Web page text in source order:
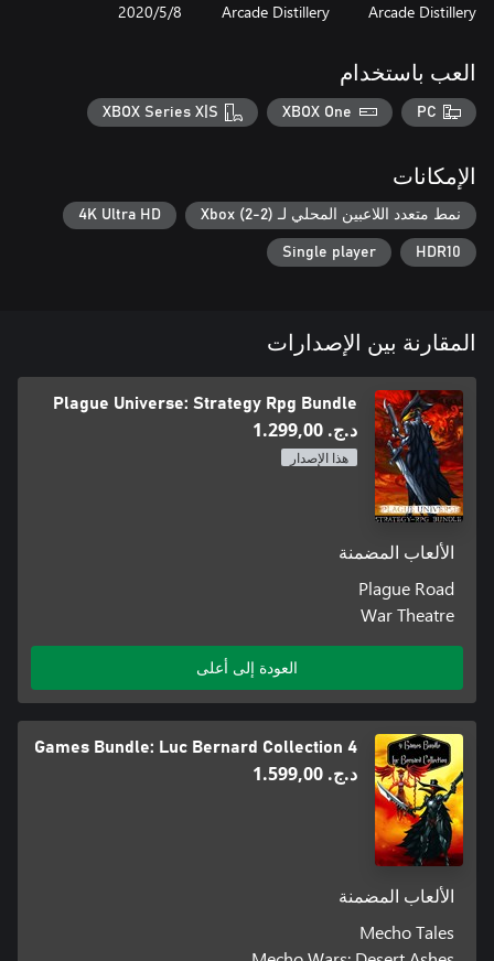
War has come to Kasalli. As endless conflict rages, seven warriors
discover an ancient power that promises mastery over any
battle in a continent ravaged by ceaseless war. Complete quests
to earn perks and unlock deeper customization options to refine
your strategy and dominate opponents.
Arcade Distillery
Arcade Distillery
8‏/5‏/2020
العب باستخدام
PC
XBOX One
XBOX Series X|S
الإمكانات
نمط متعدد اللاعبين المحلي لـ Xbox (2-2) 4K Ultra HD
HDR10
Single player
المقارنة بين الإصدارات
Plague Universe: Strategy Rpg Bundle
د.ج.‏ 1.299,00
هذا الإصدار
الألعاب المضمنة
Plague Road
War Theatre
العودة إلى أعلى
4 Games Bundle: Luc Bernard Collection
د.ج.‏ 1.599,00
الألعاب المضمنة
Mecho Tales